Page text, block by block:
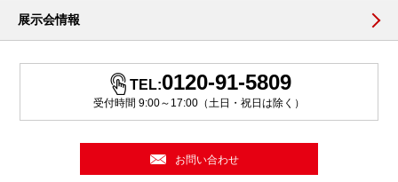
展示会情報
TEL:0120-91-5809
受付時間 9:00～17:00（土日・祝日は除く）
お問い合わせ